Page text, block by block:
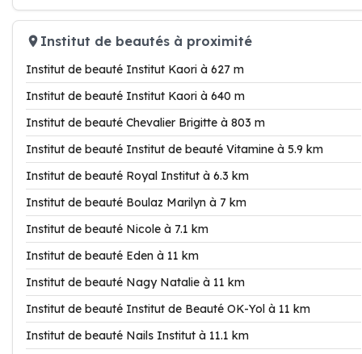
Institut de beautés à proximité
Institut de beauté Institut Kaori à 627 m
Institut de beauté Institut Kaori à 640 m
Institut de beauté Chevalier Brigitte à 803 m
Institut de beauté Institut de beauté Vitamine à 5.9 km
Institut de beauté Royal Institut à 6.3 km
Institut de beauté Boulaz Marilyn à 7 km
Institut de beauté Nicole à 7.1 km
Institut de beauté Eden à 11 km
Institut de beauté Nagy Natalie à 11 km
Institut de beauté Institut de Beauté OK-Yol à 11 km
Institut de beauté Nails Institut à 11.1 km